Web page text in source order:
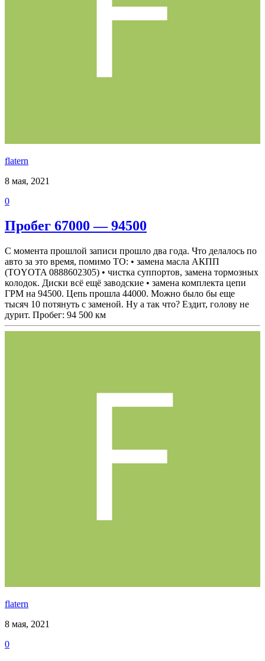
flatern
8 мая, 2021
0
Пробег 67000 — 94500
С момента прошлой записи прошло два года. Что делалось по
авто за это время, помимо ТО: • замена масла АКПП
(TOYOTA 0888602305) • чистка суппортов, замена тормозных
колодок. Диски всё ещё заводские • замена комплекта цепи
ГРМ на 94500. Цепь прошла 44000. Можно было бы еще
тысяч 10 потянуть с заменой. Ну а так что? Ездит, голову не
дурит. Пробег: 94 500 км
flatern
8 мая, 2021
0